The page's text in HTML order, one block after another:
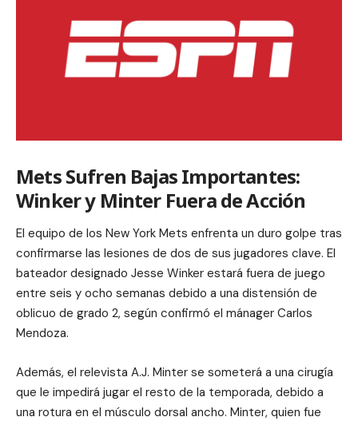
Mets Sufren Bajas Importantes:
Winker y Minter Fuera de Acción
El equipo de los New York Mets enfrenta un duro golpe tras
confirmarse las lesiones de dos de sus jugadores clave. El
bateador designado Jesse Winker estará fuera de juego
entre seis y ocho semanas debido a una distensión de
oblicuo de grado 2, según confirmó el mánager Carlos
Mendoza.
Además, el relevista A.J. Minter se someterá a una cirugía
que le impedirá jugar el resto de la temporada, debido a
una rotura en el músculo dorsal ancho. Minter, quien fue